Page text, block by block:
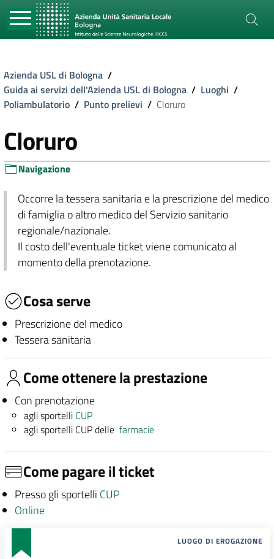
Azienda USL di Bologna /
Guida ai servizi dell'Azienda USL di Bologna / Luoghi /
Poliambulatorio / Punto prelievi / Cloruro
Cloruro
Navigazione
Occorre la tessera sanitaria e la prescrizione del medico
di famiglia o altro medico del Servizio sanitario
regionale/nazionale.
Il costo dell'eventuale ticket viene comunicato al
momento della prenotazione.
Cosa serve
Prescrizione del medico
Tessera sanitaria
Come ottenere la prestazione
Con prenotazione
agli sportelli CUP
agli sportelli CUP dellefarmacie
Come pagare il ticket
Presso gli sportelli CUP
Online
LUOGO DI EROGAZIONE